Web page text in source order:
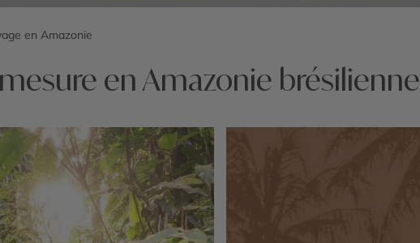
en Amazonie
en Amazonie brésilienne